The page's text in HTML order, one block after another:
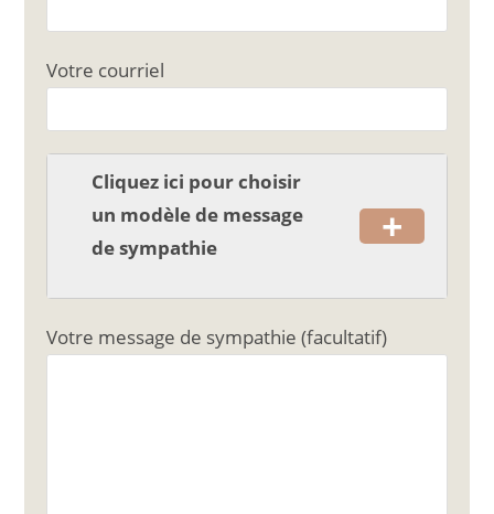
b
o
o
k
er
Votre courriel
Cliquez ici pour choisir
un modèle de message
de sympathie
+
Votre message de sympathie (facultatif)